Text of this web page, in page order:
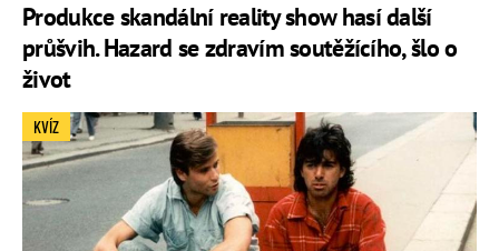
Produkce skandální reality show hasí další
průšvih. Hazard se zdravím soutěžícího, šlo o
život
KVÍZ